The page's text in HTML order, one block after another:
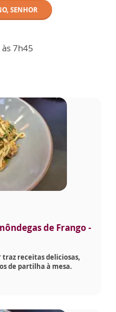
SENHOR
7h45
de Frango -
traz receitas deliciosas,
de partilha à mesa.